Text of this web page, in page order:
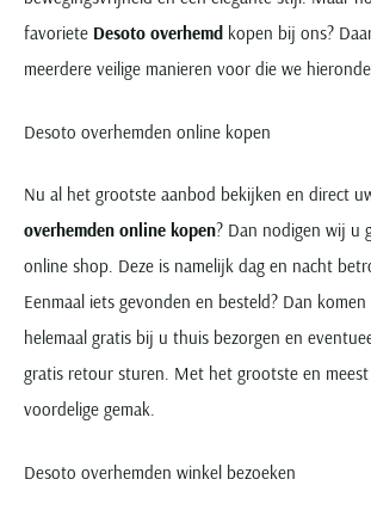
favoriete Desoto overhemd kopen bij ons?
meerdere veilige manieren voor die we
Desoto overhemden online kopen
Nu al het grootste aanbod bekijken en direct
overhemden online kopen? Dan nodigen wij u
online shop. Deze is namelijk dag en nacht
Eenmaal iets gevonden en besteld? Dan
helemaal gratis bij u thuis bezorgen en
gratis retour sturen. Met het grootste en
voordelige gemak.
Desoto overhemden winkel bezoeken